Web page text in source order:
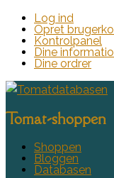
Log ind
Opret
Kontrolpanel
Dine
Dine ordrer
Tomat-shoppen
Shoppen
Bloggen
Databasen